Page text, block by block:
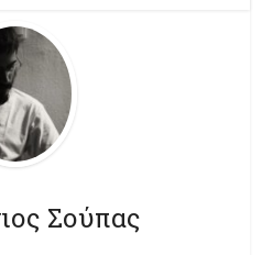
Σούπας